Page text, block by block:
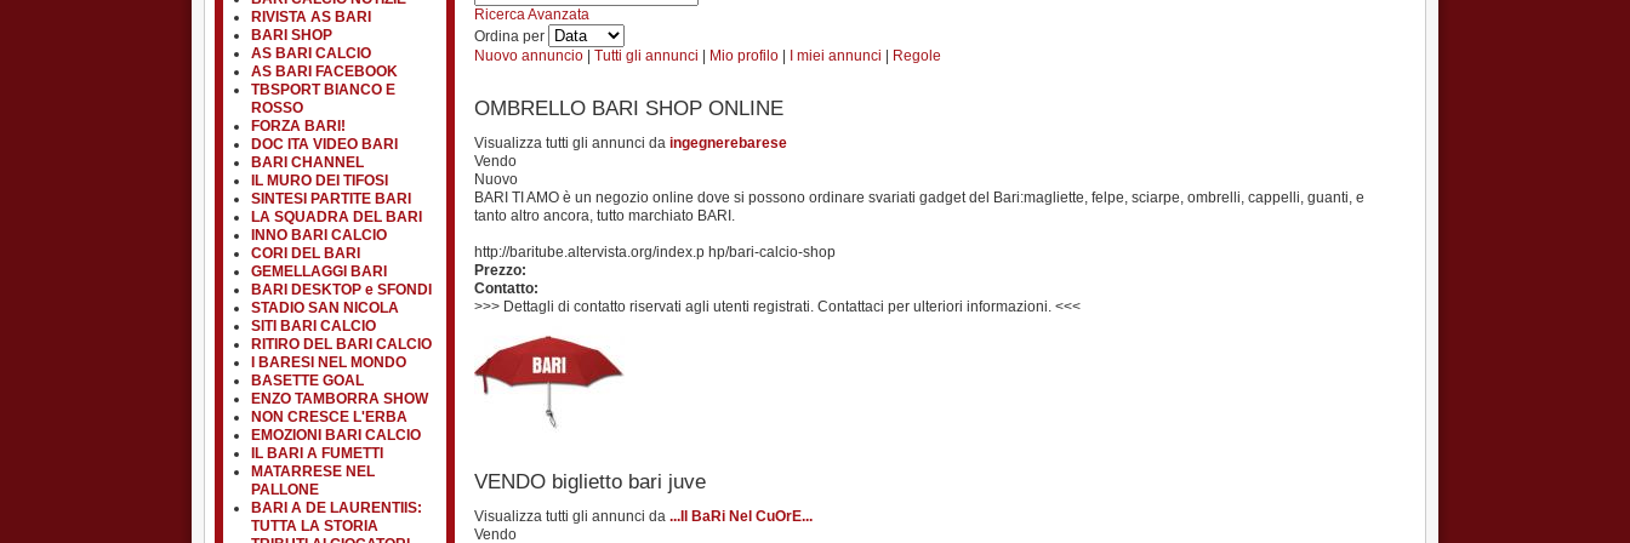
RIVISTA AS BARI
BARI SHOP
AS BARI CALCIO
AS BARI FACEBOOK
TBSPORT BIANCO E
ROSSO
FORZA BARI!
DOC ITA VIDEO BARI
BARI CHANNEL
IL MURO DEI TIFOSI
SINTESI PARTITE BARI
LA SQUADRA DEL BARI
INNO BARI CALCIO
CORI DEL BARI
GEMELLAGGI BARI
BARI DESKTOP e SFONDI
STADIO SAN NICOLA
SITI BARI CALCIO
RITIRO DEL BARI CALCIO
I BARESI NEL MONDO
BASETTE GOAL
ENZO TAMBORRA SHOW
NON CRESCE L'ERBA
EMOZIONI BARI CALCIO
IL BARI A FUMETTI
MATARRESE NEL
PALLONE
BARI A DE LAURENTIIS:
TUTTA LA STORIA
Ricerca Avanzata
Ordina per
Nuovo annuncio | Tutti gli annunci | Mio profilo | I miei annunci | Regole
OMBRELLO BARI SHOP ONLINE
Visualizza tutti gli annunci da ingegnerebarese
Vendo
Nuovo
BARI TI AMO è un negozio online dove si possono ordinare svariati gadget del Bari:magliette, felpe, sciarpe, ombrelli, cappelli, guanti, e
tanto altro ancora, tutto marchiato BARI.
http://baritube.altervista.org/index.p hp/bari-calcio-shop
Prezzo:
Contatto:
>>> Dettagli di contatto riservati agli utenti registrati. Contattaci per ulteriori informazioni. <<<
VENDO biglietto bari juve
Visualizza tutti gli annunci da ...Il BaRi Nel CuOrE...
Vendo